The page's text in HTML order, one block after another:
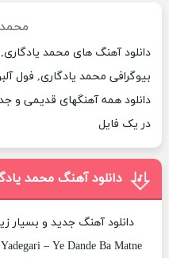
دانلود آهنگ های محمد
بیوگرافی محمد یادگاری, فول
دانلود همه آهنگهای قدیمی و
در یک فایل
دانلود آهنگ محمد
دانلود آهنگ جدید و بسیار
– Ye Dande Ba Matne